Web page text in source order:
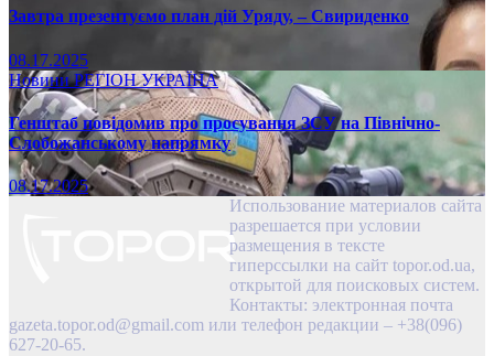
Завтра презентуємо план дій Уряду, – Свириденко
08.17.2025
НовиниРЕГІОНУКРАЇНА
Генштаб повідомив про просування ЗСУ на Північно-
Слобожанському напрямку
08.17.2025
Использование материалов сайта
разрешается при условии
размещения в тексте
гиперссылки на сайт topor.od.ua,
открытой для поисковых систем.
Контакты: электронная почта
gazeta.topor.od@gmail.com или телефон редакции – +38(096)
627-20-65.